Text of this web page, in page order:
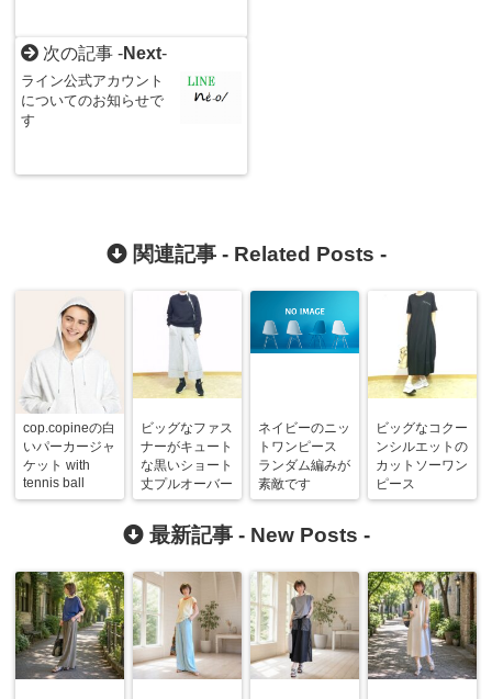
次の記事 -Next-
ライン公式アカウント
についてのお知らせで
す
関連記事 - Related Posts -
cop.copineの白
いパーカージャ
ケット with
tennis ball
ビッグなファス
ナーがキュート
な黒いショート
丈プルオーバー
ネイビーのニッ
トワンピース
ランダム編みが
素敵です
ビッグなコクー
ンシルエットの
カットソーワン
ピース
最新記事 - New Posts -